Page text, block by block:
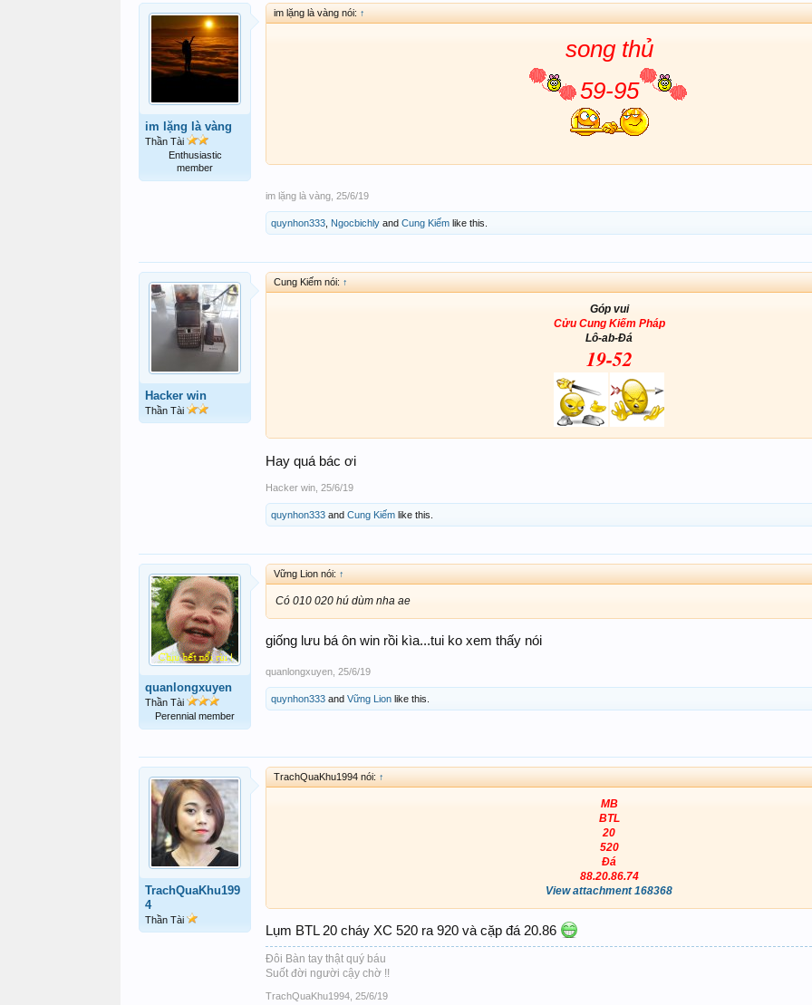
im lặng là vàng
Thần Tài
Enthusiastic
member
im lặng là vàng nói: ↑
song thủ
59-95
im lặng là vàng 25/6/19
quynhon333 Ngocbichly and Cung Kiếm like this.
Hacker win
Thần Tài
Cung Kiếm nói: ↑
Góp vui
Cửu Cung Kiếm Pháp
Lô-ab-Đá
19-52
Hay quá bác ơi
Hacker win 25/6/19
quynhon333 and Cung Kiếm like this.
quanlongxuyen
Thần Tài
Perennial member
Vững Lion nói: ↑
Có 010 020 hú dùm nha ae
giống lưu bá ôn win rồi kìa...tui ko xem thấy nói
quanlongxuyen 25/6/19
quynhon333 and Vững Lion like this.
TrachQuaKhu199
4
Thần Tài
TrachQuaKhu1994 nói: ↑
MB
BTL
20
520
Đá
88.20.86.74
View attachment 168368
Lụm BTL 20 cháy XC 520 ra 920 và cặp đá 20.86
Đôi Bàn tay thật quý báu
Suốt đời người cậy chờ !!
TrachQuaKhu1994 25/6/19